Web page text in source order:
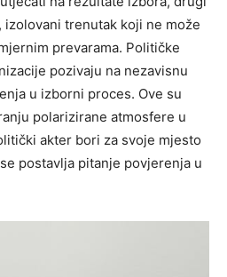
izolovani trenutak koji ne može
prevarama. Političke
pozivaju na nezavisnu
u izborni proces. Ove su
polarizirane atmosfere u
akter bori za svoje mjesto
postavlja pitanje povjerenja u